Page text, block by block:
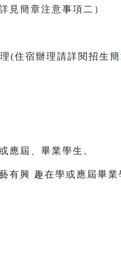
見簡章注意事項二）
(住宿辦理請詳閱招生
應屆、畢業學生。
有興 趣在學或應屆畢